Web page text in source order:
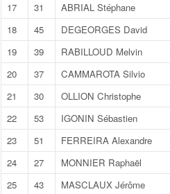
17
31 ABRIAL Stéphane
18
45 DEGEORGES David
19
39 RABILLOUD Melvin
20
37 CAMMAROTA Silvio
21
30 OLLION Christophe
22
53 IGONIN Sébastien
23
51 FERREIRA Alexandre
24
27 MONNIER Raphaël
25
43 MASCLAUX Jérôme